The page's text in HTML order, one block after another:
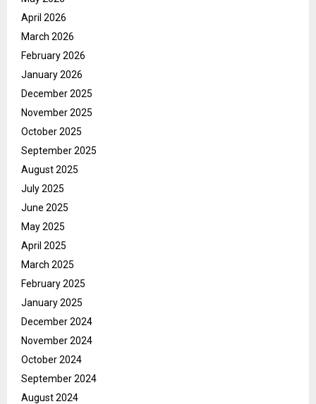
April 2026
March 2026
February 2026
January 2026
December 2025
November 2025
October 2025
September 2025
August 2025
July 2025
June 2025
May 2025
April 2025
March 2025
February 2025
January 2025
December 2024
November 2024
October 2024
September 2024
August 2024